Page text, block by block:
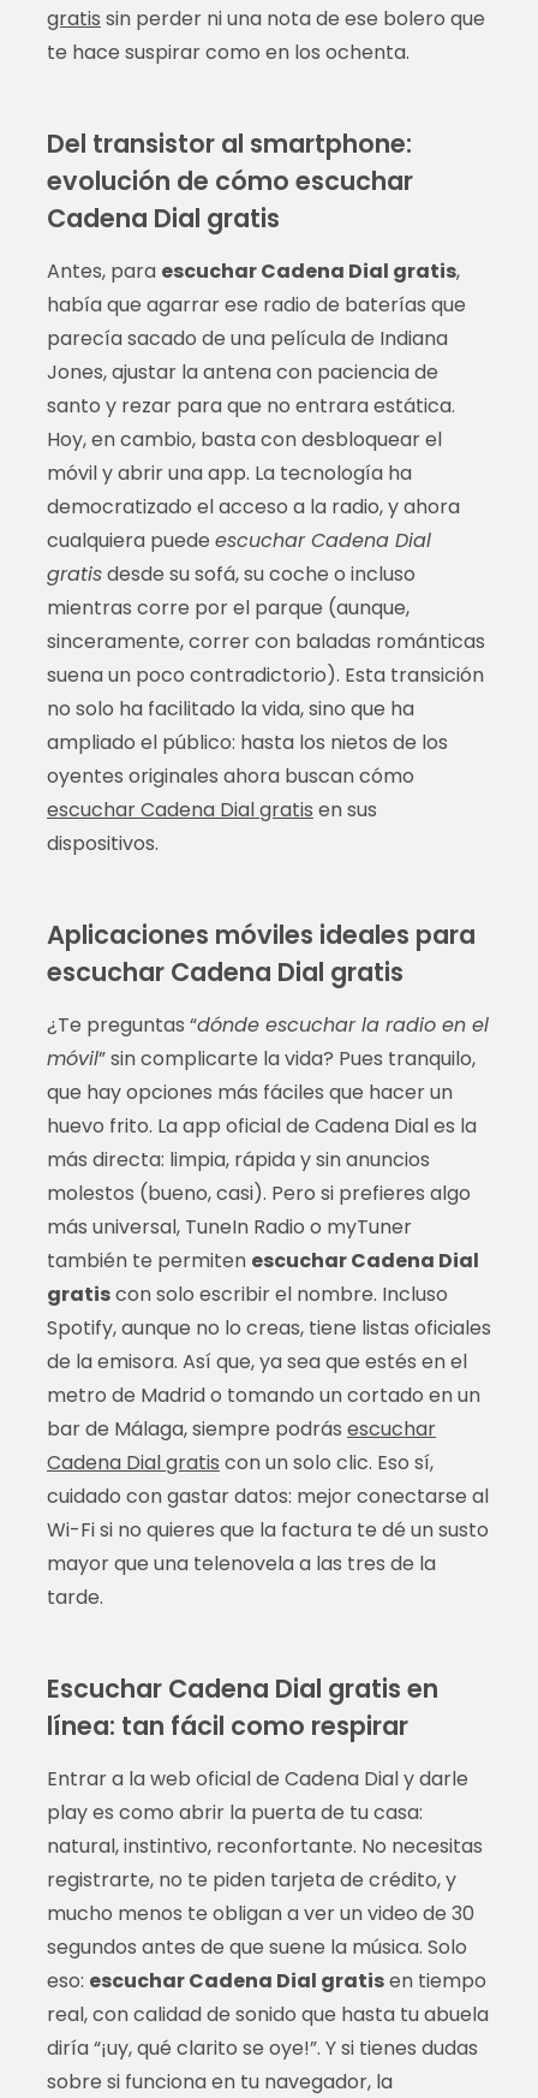
gratis sin perder ni una nota de ese bolero que
te hace suspirar como en los ochenta.
Del transistor al smartphone:
evolución de cómo escuchar
Cadena Dial gratis
Antes, para escuchar Cadena Dial gratis,
había que agarrar ese radio de baterías que
parecía sacado de una película de Indiana
Jones, ajustar la antena con paciencia de
santo y rezar para que no entrara estática.
Hoy, en cambio, basta con desbloquear el
móvil y abrir una app. La tecnología ha
democratizado el acceso a la radio, y ahora
cualquiera puede escuchar Cadena Dial
gratisdesde su sofá, su coche o incluso
mientras corre por el parque (aunque,
sinceramente, correr con baladas románticas
suena un poco contradictorio). Esta transición
no solo ha facilitado la vida, sino que ha
ampliado el público: hasta los nietos de los
oyentes originales ahora buscan cómo
escuchar Cadena Dial gratis en sus
dispositivos.
Aplicaciones móviles ideales para
escuchar Cadena Dial gratis
¿Te preguntas “dónde escuchar la radio en el
móvil” sin complicarte la vida? Pues tranquilo,
que hay opciones más fáciles que hacer un
huevo frito. La app oficial de Cadena Dial es la
más directa: limpia, rápida y sin anuncios
molestos (bueno, casi). Pero si prefieres algo
más universal, TuneIn Radio o myTuner
también te permiten escuchar Cadena Dial
gratiscon solo escribir el nombre. Incluso
Spotify, aunque no lo creas, tiene listas oficiales
de la emisora. Así que, ya sea que estés en el
metro de Madrid o tomando un cortado en un
bar de Málaga, siempre podrás escuchar
Cadena Dial gratis con un solo clic. Eso sí,
cuidado con gastar datos: mejor conectarse al
Wi-Fi si no quieres que la factura te dé un susto
mayor que una telenovela a las tres de la
tarde.
Escuchar Cadena Dial gratis en
línea: tan fácil como respirar
Entrar a la web oficial de Cadena Dial y darle
play es como abrir la puerta de tu casa:
natural, instintivo, reconfortante. No necesitas
registrarte, no te piden tarjeta de crédito, y
mucho menos te obligan a ver un video de 30
segundos antes de que suene la música. Solo
eso: escuchar Cadena Dial gratisen tiempo
real, con calidad de sonido que hasta tu abuela
diría “¡uy, qué clarito se oye!”. Y si tienes dudas
sobre si funciona en tu navegador, la